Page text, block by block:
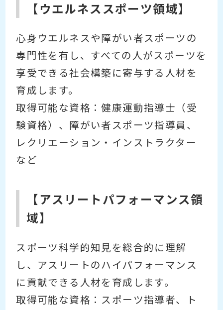
【ウエルネススポーツ領域】
心身ウエルネスや障がい者スポーツの
専門性を有し、すべての人がスポーツを
享受できる社会構築に寄与する人材を
育成します。
取得可能な資格：健康運動指導士（受
験資格）、障がい者スポーツ指導員、
レクリエーション・インストラクター
など
【アスリートパフォーマンス領
域】
スポーツ科学的知見を総合的に理解
し、アスリートのハイパフォーマンス
に貢献できる人材を育成します。
取得可能な資格：スポーツ指導者、ト